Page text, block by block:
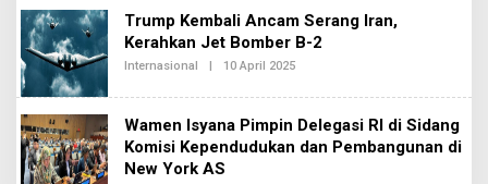
R
E
D
S
2
Trump Kembali Ancam Serang Iran,
Kerahkan Jet Bomber B-2
Internasional | 10 April 2025
E
R
E
D
Wamen Isyana Pimpin Delegasi RI di Sidang
Komisi Kependudukan dan Pembangunan di
New York AS